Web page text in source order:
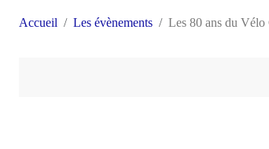
Accueil Les évènements Les 80 ans du